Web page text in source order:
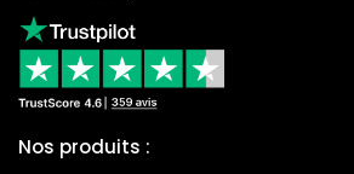
GOLDSTAR
LG-
GOLDSTAR
LG-GOLDSTAR TURBO
GOLDSTAR
Nos produits :